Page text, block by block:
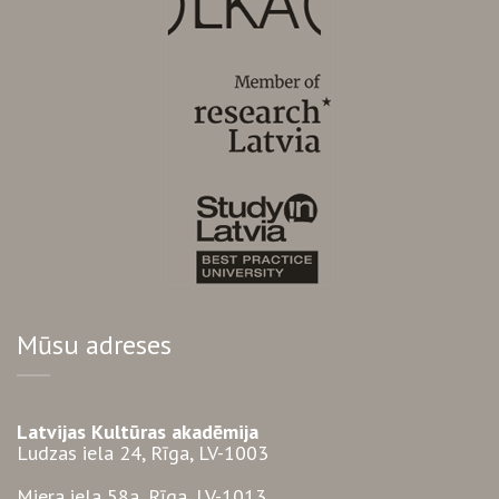
Mūsu adreses
Latvijas Kultūras akadēmija
Ludzas iela 24, Rīga, LV-1003